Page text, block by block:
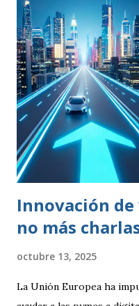
transmitiendo la idea de
de vista técnico, Calidad
cosas preocupándose
por mejorar día a día
gestión de la calidad se
época, se contemplaba
lograr que un producto
marcadas (peso,
realizaban controles
Innovación
no más
octubre 13, 2025
La Unión Europea ha